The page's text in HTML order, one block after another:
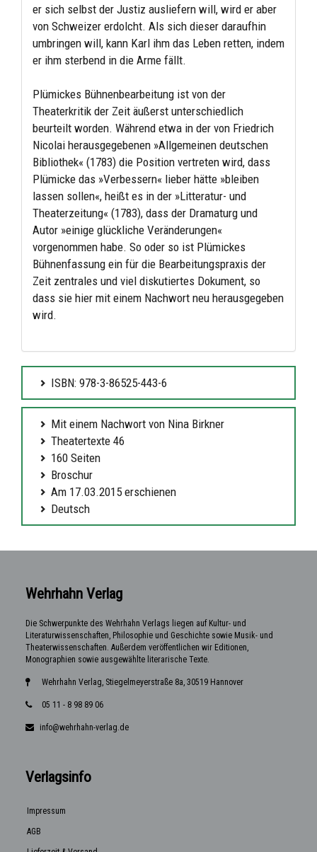
er sich selbst der Justiz ausliefern will, wird er aber
von Schweizer erdolcht. Als sich dieser daraufhin
umbringen will, kann Karl ihm das Leben retten, indem
er ihm sterbend in die Arme fällt.
Plümickes Bühnenbearbeitung ist von der
Theaterkritik der Zeit äußerst unterschiedlich
beurteilt worden. Während etwa in der von Friedrich
Nicolai herausgegebenen »Allgemeinen deutschen
Bibliothek« (1783) die Position vertreten wird, dass
Plümicke das »Verbessern« lieber hätte »bleiben
lassen sollen«, heißt es in der »Litteratur- und
Theaterzeitung« (1783), dass der Dramaturg und
Autor »einige glückliche Veränderungen«
vorgenommen habe. So oder so ist Plümickes
Bühnenfassung ein für die Bearbeitungspraxis der
Zeit zentrales und viel diskutiertes Dokument, so
dass sie hier mit einem Nachwort neu herausgegeben
wird.
ISBN: 978-3-86525-443-6
Mit einem Nachwort von Nina Birkner
Theatertexte 46
160 Seiten
Broschur
Am 17.03.2015 erschienen
Deutsch
Wehrhahn Verlag
Die Schwerpunkte des Wehrhahn Verlags liegen auf Kultur- und
Literaturwissenschaften, Philosophie und Geschichte sowie Musik- und
Theaterwissenschaften. Außerdem veröffentlichen wir Editionen,
Monographien sowie ausgewählte literarische Texte.
Wehrhahn Verlag, Stiegelmeyerstraße 8a, 30519 Hannover
05 11 - 8 98 89 06
info@wehrhahn-verlag.de
Verlagsinfo
Impressum
AGB